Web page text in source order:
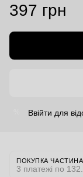
397 грн
Ввійти для
ПОКУПКА
3 платежі по